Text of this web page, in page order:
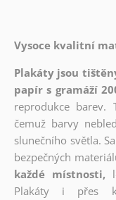
Vysoce kvalitní
Plakáty jsou
papír s gramáží
reprodukce
čemuž barvy
slunečního světla.
bezpečných
každé místnosti,
Plakáty i přes